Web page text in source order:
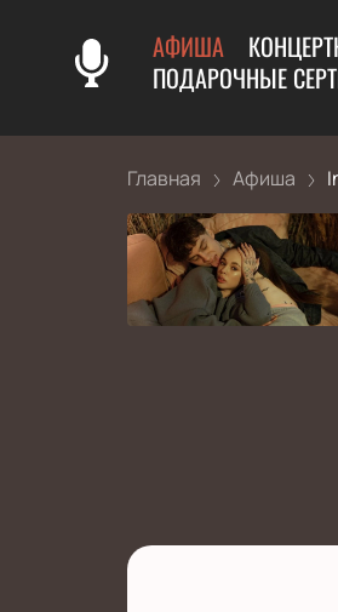
АФИША
ПОДАРОЧНЫЕ
Главная Афиша